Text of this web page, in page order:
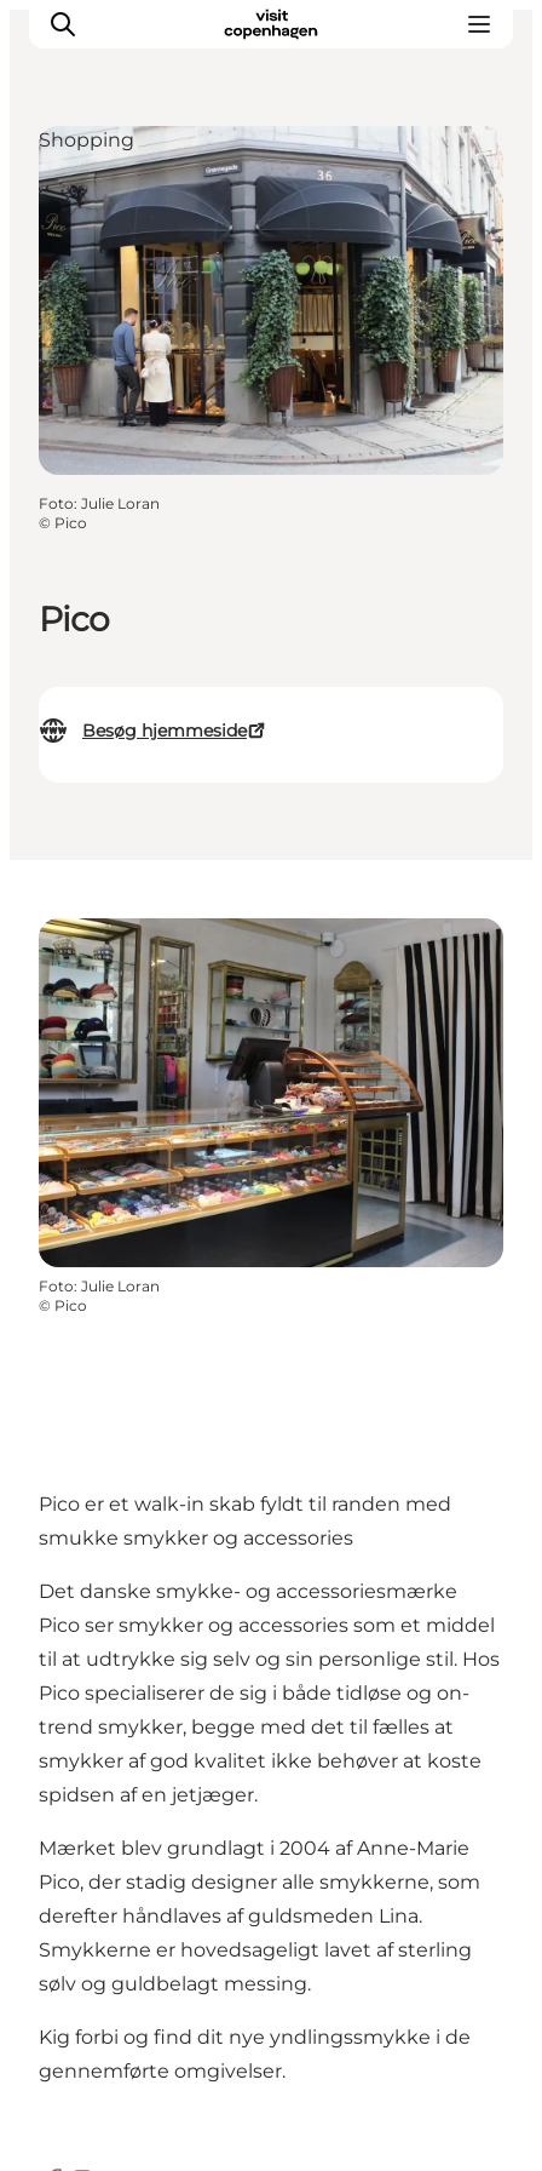
This is Copenhagen
Aktiviteter
Spis & drik
Områder
Planlæg din tur
CopenPay
Copenhagen Card
Pico
Besøg hjemmeside
Shopping
Foto: Julie Loran
© Pico
Foto: Julie Loran
© Pico
Pico er et walk-in skab fyldt til randen med
smukke smykker og accessories
Det danske smykke- og accessoriesmærke
Pico ser smykker og accessories som et middel
til at udtrykke sig selv og sin personlige stil. Hos
Pico specialiserer de sig i både tidløse og on-
trend smykker, begge med det til fælles at
smykker af god kvalitet ikke behøver at koste
spidsen af en jetjæger.
Mærket blev grundlagt i 2004 af Anne-Marie
Pico, der stadig designer alle smykkerne, som
derefter håndlaves af guldsmeden Lina.
Smykkerne er hovedsageligt lavet af sterling
sølv og guldbelagt messing.
Kig forbi og find dit nye yndlingssmykke i de
gennemførte omgivelser.